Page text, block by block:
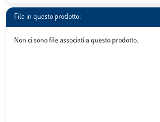
File in questo prodotto:
Non ci sono file associati a questo prodotto.